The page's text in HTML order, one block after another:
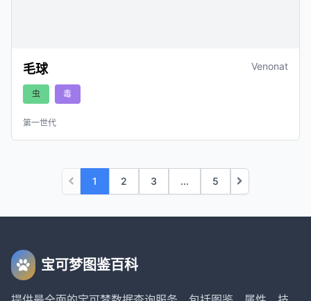
毛球 Venonat
虫 毒
第一世代
1 2 3 ... 5
宝可梦图鉴百科